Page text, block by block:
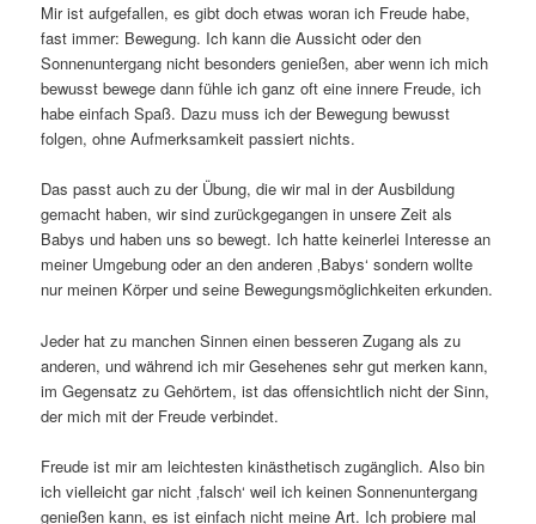
Mir ist aufgefallen, es gibt doch etwas woran ich Freude habe,
fast immer: Bewegung. Ich kann die Aussicht oder den
Sonnenuntergang nicht besonders genießen, aber wenn ich mich
bewusst bewege dann fühle ich ganz oft eine innere Freude, ich
habe einfach Spaß. Dazu muss ich der Bewegung bewusst
folgen, ohne Aufmerksamkeit passiert nichts.
Das passt auch zu der Übung, die wir mal in der Ausbildung
gemacht haben, wir sind zurückgegangen in unsere Zeit als
Babys und haben uns so bewegt. Ich hatte keinerlei Interesse an
meiner Umgebung oder an den anderen ‚Babys‘ sondern wollte
nur meinen Körper und seine Bewegungsmöglichkeiten erkunden.
Jeder hat zu manchen Sinnen einen besseren Zugang als zu
anderen, und während ich mir Gesehenes sehr gut merken kann,
im Gegensatz zu Gehörtem, ist das offensichtlich nicht der Sinn,
der mich mit der Freude verbindet.
Freude ist mir am leichtesten kinästhetisch zugänglich. Also bin
ich vielleicht gar nicht ‚falsch‘ weil ich keinen Sonnenuntergang
genießen kann, es ist einfach nicht meine Art. Ich probiere mal